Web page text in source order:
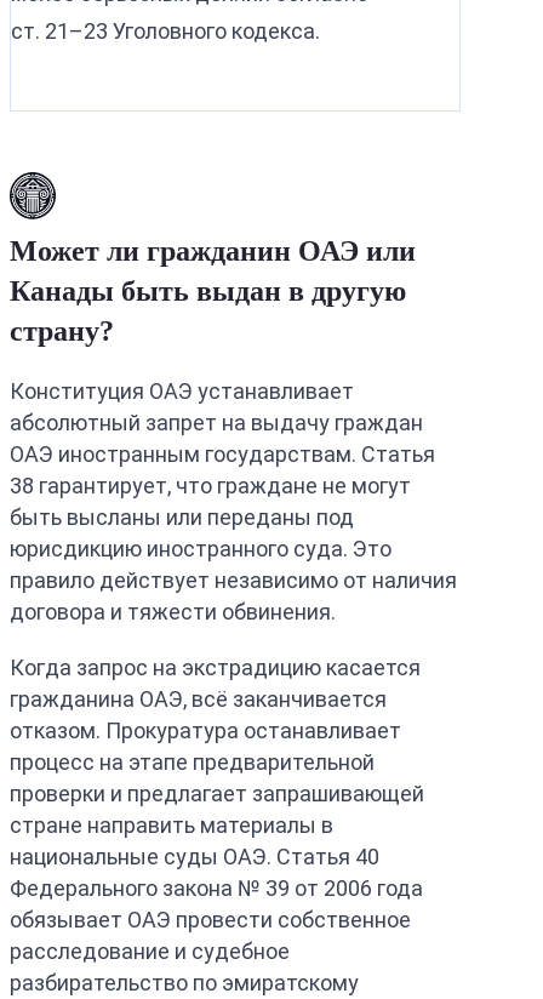
ст. 21–23 Уголовного кодекса.
Может ли гражданин ОАЭ или
Канады быть выдан в другую
страну?
Конституция ОАЭ устанавливает
абсолютный запрет на выдачу граждан
ОАЭ иностранным государствам. Статья
38 гарантирует, что граждане не могут
быть высланы или переданы под
юрисдикцию иностранного суда. Это
правило действует независимо от наличия
договора и тяжести обвинения.
Когда запрос на экстрадицию касается
гражданина ОАЭ, всё заканчивается
отказом. Прокуратура останавливает
процесс на этапе предварительной
проверки и предлагает запрашивающей
стране направить материалы в
национальные суды ОАЭ. Статья 40
Федерального закона № 39 от 2006 года
обязывает ОАЭ провести собственное
расследование и судебное
разбирательство по эмиратскому